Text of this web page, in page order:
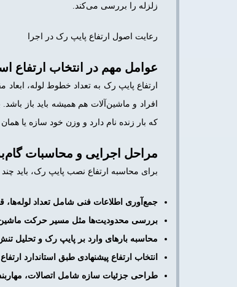
زلزله را بررسی می‌کند.
رعایت اصول ارتفاع پایپ رک در اجرا
عوامل مهم در انتخاب ارتفاع
افراد و ماشین‌آلات هم همیشه باید باز
که بار زنده نام دارد و وزن خود سازه یا
مراحل اجرایی و محاسبات
برای محاسبه ارتفاع نصب پایپ رک، باید
جمع‌آوری اطلاعات فنی شامل تعداد لوله‌ها،
بررسی محدودیت‌ها مثل مسیر حرکت
محاسبه بارهای وارد بر پایپ رک و تحلیل
انتخاب ارتفاع پیشنهادی طبق استاندارد
طراحی جزئیات سازه شامل اتصالات،